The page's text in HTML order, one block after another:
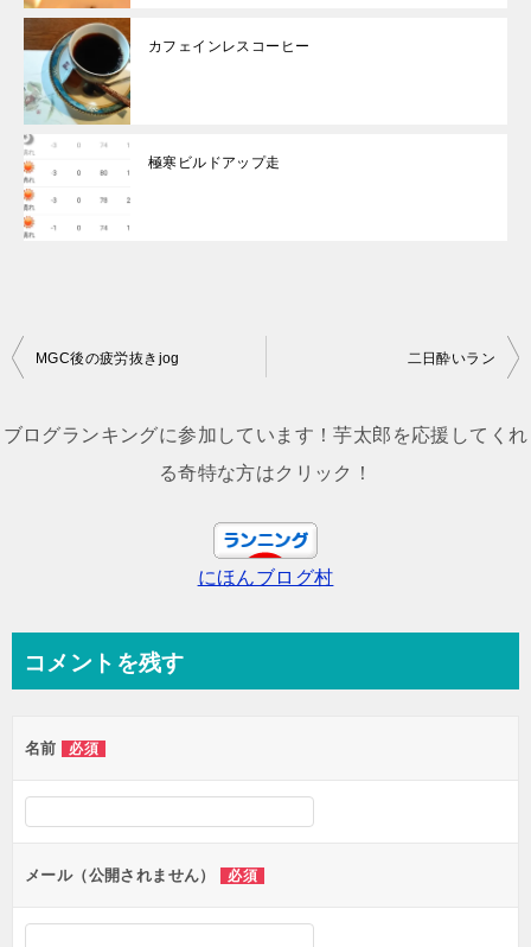
カフェインレスコーヒー
極寒ビルドアップ走
投
ナ
ン
MGC後の疲労抜きjog 二日酔いラン
ブログランキングに参加しています！芋太郎を応援してくれ
る奇特な方はクリック！
にほんブログ村
コメントを残す
名前 必須
メール（公開されません） 必須